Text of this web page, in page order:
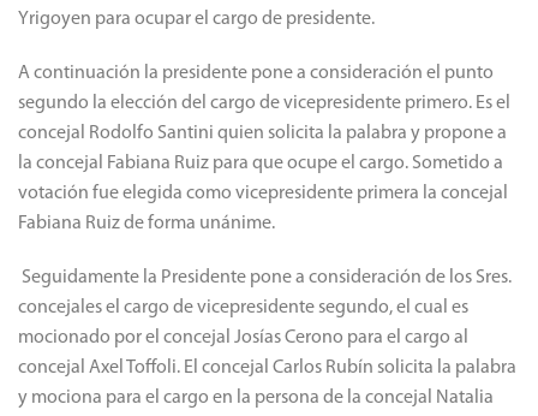
Yrigoyen para ocupar el cargo de presidente.
A continuación la presidente pone a consideración el punto
segundo la elección del cargo de vicepresidente primero. Es el
concejal Rodolfo Santini quien solicita la palabra y propone a
la concejal Fabiana Ruiz para que ocupe el cargo. Sometido a
votación fue elegida como vicepresidente primera la concejal
Fabiana Ruiz de forma unánime.
Seguidamente la Presidente pone a consideración de los Sres.
concejales el cargo de vicepresidente segundo, el cual es
mocionado por el concejal Josías Cerono para el cargo al
concejal Axel Toffoli. El concejal Carlos Rubín solicita la palabra
y mociona para el cargo en la persona de la concejal Natalia